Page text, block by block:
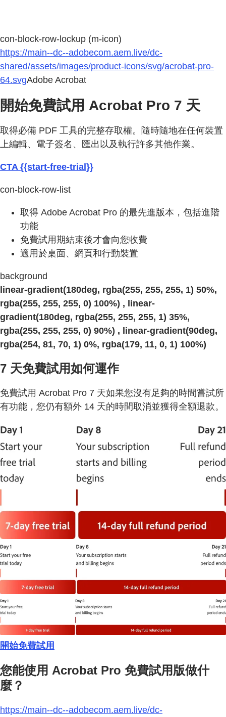
con-block-row-lockup (m-icon)
https://main--dc--adobecom.aem.live/dc-
shared/assets/images/product-icons/svg/acrobat-pro-
64.svgAdobe Acrobat
開始免費試用 Acrobat Pro 7 天
取得必備 PDF 工具的完整存取權。隨時隨地在任何裝置
上編輯、電子簽名、匯出以及執行許多其他作業。
CTA {{start-free-trial}}
con-block-row-list
取得 Adobe Acrobat Pro 的最先進版本，包括進階
功能
免費試用期結束後才會向您收費
適用於桌面、網頁和行動裝置
background
linear-gradient(180deg, rgba(255, 255, 255, 1) 50%,
rgba(255, 255, 255, 0) 100%) , linear-
gradient(180deg, rgba(255, 255, 255, 1) 35%,
rgba(255, 255, 255, 0) 90%) , linear-gradient(90deg,
rgba(254, 81, 70, 1) 0%, rgba(179, 11, 0, 1) 100%)
7 天免費試用如何運作
免費試用 Acrobat Pro 7 天如果您沒有足夠的時間嘗試所
有功能，您仍有額外 14 天的時間取消並獲得全額退款。
開始免費試用
您能使用 Acrobat Pro 免費試用版做什
麼？
https://main--dc--adobecom.aem.live/dc-